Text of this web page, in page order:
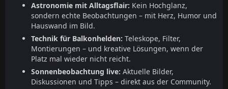
Astronomie mit Alltagsflair: Kein Hochglanz,
sondern echte Beobachtungen – mit Herz, Humor und
Hauswand im Bild.
Technik für Balkonhelden: Teleskope, Filter,
Montierungen – und kreative Lösungen, wenn der
Platz mal wieder nicht reicht.
Sonnenbeobachtung live: Aktuelle Bilder,
Diskussionen und Tipps – direkt aus der Community.